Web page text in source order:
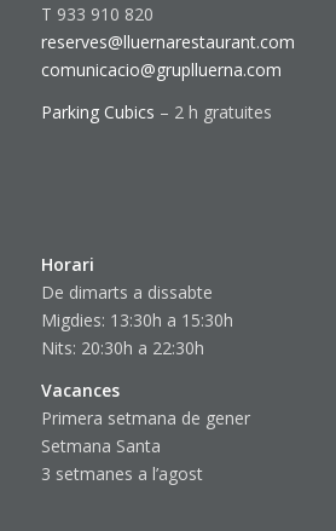
T 933 910 820
reserves@lluernarestaurant.com
comunicacio@gruplluerna.com
Parking Cubics – 2 h gratuites
Horari
De dimarts a dissabte
Migdies: 13:30h a 15:30h
Nits: 20:30h a 22:30h
Vacances
Primera setmana de gener
Setmana Santa
3 setmanes a l’agost